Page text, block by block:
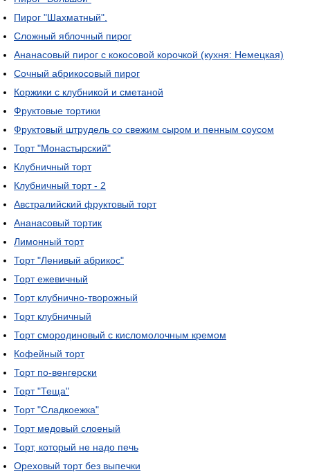
Пирог "Шахматный".
Сложный яблочный пирог
Ананасовый пирог с кокосовой корочкой (кухня: Немецкая)
Сочный абрикосовый пирог
Коржики с клубникой и сметаной
Фруктовые тортики
Фруктовый штрудель со свежим сыром и пенным соусом
Торт "Монастырский"
Клубничный торт
Клубничный торт - 2
Австралийский фруктовый торт
Ананасовый тортик
Лимонный торт
Торт "Ленивый абрикос"
Торт ежевичный
Торт клубнично-творожный
Торт клубничный
Торт смородиновый с кисломолочным кремом
Кофейный торт
Торт по-венгерски
Торт "Теща"
Торт "Сладкоежка"
Торт медовый слоеный
Торт, который не надо печь
Ореховый торт без выпечки